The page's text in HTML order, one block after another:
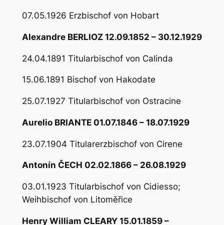
07.05.1926 Erzbischof von Hobart
Alexandre BERLIOZ 12.09.1852 – 30.12.1929
24.04.1891 Titularbischof von Calinda
15.06.1891 Bischof von Hakodate
25.07.1927 Titularbischof von Ostracine
Aurelio BRIANTE 01.07.1846 – 18.07.1929
23.07.1904 Titularerzbischof von Cirene
Antonín ČECH 02.02.1866 – 26.08.1929
03.01.1923 Titularbischof von Cidiesso;
Weihbischof von Litoměřice
Henry William CLEARY 15.01.1859 –